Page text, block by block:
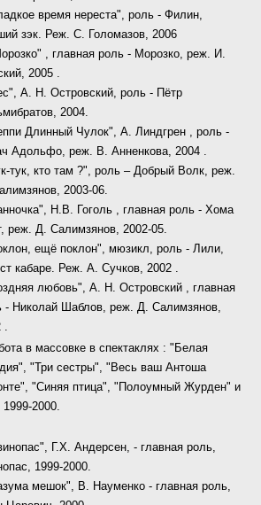
время нереста", роль - Филин,
зэк. Реж. С. Голомазов, 2006
, главная роль - Морозко, реж. И.
2005 .
А. Н. Островский, роль - Пётр
2004.
Длинный Чулок", А. Линдгрен , роль -
Адольфо, реж. В. Анненкова, 2004 .
тук, кто там ?", роль – Добрый Волк, реж.
2003-06.
Н.В. Гоголь , главная роль - Хома
реж. Д. Салимзянов, 2002-05.
ещё поклон", мюзикл, роль - Лили,
кабаре. Реж. А. Сучков, 2002 .
любовь", А. Н. Островский , главная
- Николай Шаблов, реж. Д. Салимзянов,
.
в массовке в спектаклях : "Белая
"Три сестры", "Весь ваш Антоша
"Синяя птица", "Полоумный Журден" и
2000.
Г.Х. Андерсен, - главная роль,
1999-2000.
мешок", В. Науменко - главная роль,